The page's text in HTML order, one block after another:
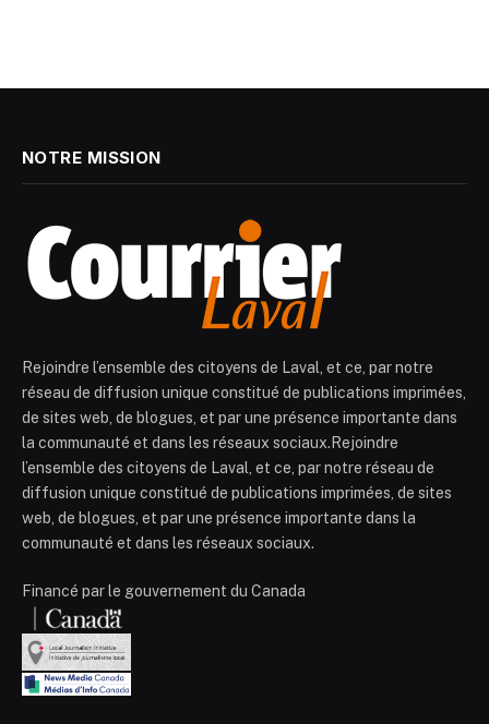
NOTRE MISSION
Rejoindre l’ensemble des citoyens de Laval, et ce, par notre
réseau de diffusion unique constitué de publications imprimées,
de sites web, de blogues, et par une présence importante dans
la communauté et dans les réseaux sociaux.Rejoindre
l’ensemble des citoyens de Laval, et ce, par notre réseau de
diffusion unique constitué de publications imprimées, de sites
web, de blogues, et par une présence importante dans la
communauté et dans les réseaux sociaux.
Financé par le gouvernement du Canada